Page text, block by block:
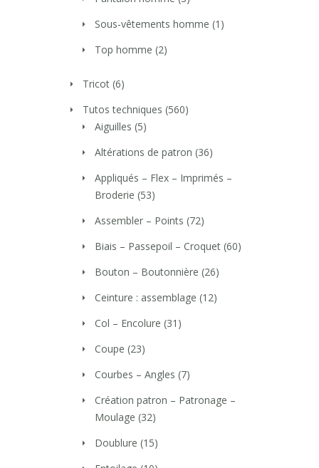
Sous-vêtements homme (1)
Top homme (2)
Tricot (6)
Tutos techniques (560)
Aiguilles (5)
Altérations de patron (36)
Appliqués – Flex – Imprimés –
Broderie (53)
Assembler – Points (72)
Biais – Passepoil – Croquet (60)
Bouton – Boutonnière (26)
Ceinture : assemblage (12)
Col – Encolure (31)
Coupe (23)
Courbes – Angles (7)
Création patron – Patronage –
Moulage (32)
Doublure (15)